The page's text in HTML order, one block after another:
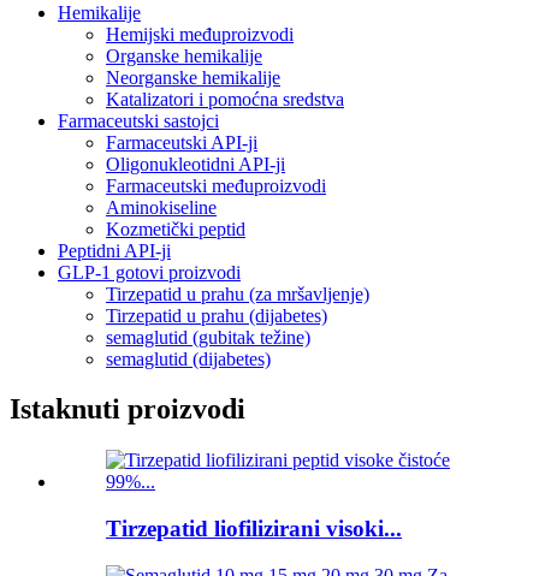
Hemikalije
Hemijski međuproizvodi
Organske hemikalije
Neorganske hemikalije
Katalizatori i pomoćna sredstva
Farmaceutski sastojci
Farmaceutski API-ji
Oligonukleotidni API-ji
Farmaceutski međuproizvodi
Aminokiseline
Kozmetički peptid
Peptidni API-ji
GLP-1 gotovi proizvodi
Tirzepatid u prahu (za mršavljenje)
Tirzepatid u prahu (dijabetes)
semaglutid (gubitak težine)
semaglutid (dijabetes)
Istaknuti proizvodi
Tirzepatid liofilizirani visoki...